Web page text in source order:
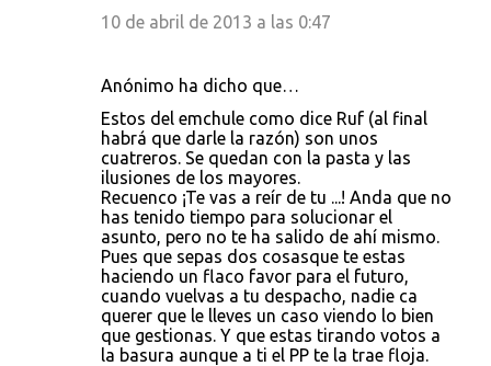
10 de abril de 2013 a las 0:47
Anónimo ha dicho que…
Estos del emchule como dice Ruf (al final
habrá que darle la razón) son unos
cuatreros. Se quedan con la pasta y las
ilusiones de los mayores.
Recuenco ¡Te vas a reír de tu ...! Anda que no
has tenido tiempo para solucionar el
asunto, pero no te ha salido de ahí mismo.
Pues que sepas dos cosasque te estas
haciendo un flaco favor para el futuro,
cuando vuelvas a tu despacho, nadie ca
querer que le lleves un caso viendo lo bien
que gestionas. Y que estas tirando votos a
la basura aunque a ti el PP te la trae floja.